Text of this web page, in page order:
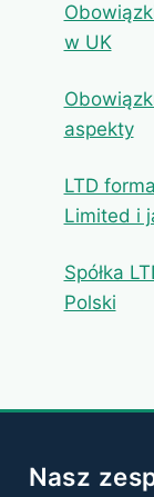
w UK
aspekty
LTD
Limited i
Spółka
Polski
Nasz